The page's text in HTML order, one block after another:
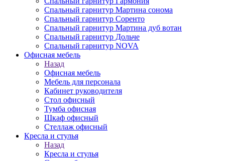
Спальный гарнитур Мартина сонома
Спальный гарнитур Соренто
Спальный гарнитур Мартина дуб вотан
Спальный гарнитур Дольче
Спальный гарнитур NOVA
Офисная мебель
Назад
Офисная мебель
Мебель для персонала
Кабинет руководителя
Стол офисный
Тумба офисная
Шкаф офисный
Стеллаж офисный
Кресла и стулья
Назад
Кресла и стулья